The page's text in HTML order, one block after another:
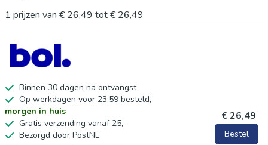
bijna elk meubelfront worden gemonteerd. De afgeronde
geven je woonsfeer de perfecte finishing touch. De greeplijst
wordt aan de achterkant van het binnenfront gemonteerd met
de meegeleverde houtdraadschroeven.
Materiaal: Aluminium
Oppervlak: zwart geborsteld
1 prijzen van € 26,49 tot€ 26,49
Binnen 30 dagen na ontvangst
Op werkdagen voor 23:59 besteld,
morgen in huis
Gratis verzending vanaf 25,-
Bezorgd door PostNL
€ 26,49
Bestel